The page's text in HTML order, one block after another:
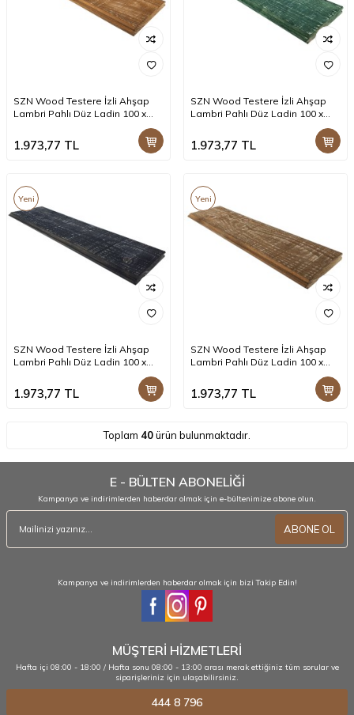
SZN Wood Testere İzli Ahşap
Lambri Pahlı Düz Ladin 100 x
1.973,77 TL
SZN Wood Testere İzli Ahşap
Lambri Pahlı Düz Ladin 100 x
14,0 x 2,0 Cm SZN-66-Irish Green
+1.973,77 TL
Yeni
SZN Wood Testere İzli Ahşap
Lambri Pahlı Düz Ladin 100 x
14,0 x 2,0 Cm SZN-01-Black +
1.973,77 TL
Yeni
SZN Wood Testere İzli Ahşap
Lambri Pahlı Düz Ladin 100 x
Walnut +
1.973,77 TL
Toplam 40ürün bulunmaktadır.
E - BÜLTEN ABONELİĞİ
Kampanya ve indirimlerden haberdar olmak için e-bültenimize abone olun.
ABONE OL
Kampanya ve indirimlerden haberdar olmak için bizi Takip Edin!
MÜŞTERİ HİZMETLERİ
Hafta içi 08:00 - 18:00 / Hafta sonu 08:00 - 13:00 arası merak ettiğiniz tüm sorular ve
siparişleriniz için ulaşabilirsiniz.
444 8 796